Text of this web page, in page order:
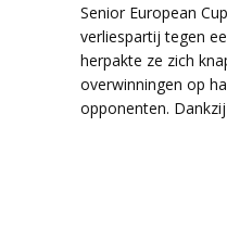
Senior European
verliespartij tegen
herpakte ze zich
overwinningen op
opponenten. Dankzij